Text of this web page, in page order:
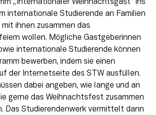
„Internationaler Weihnachtsgast“ ins
internationale Studierende an Familien
ihnen zusammen das
wollen. Mögliche Gastgeberinnen
internationale Studierende können
der Internetseite des STW ausfüllen.
dabei angeben, wie lange und an
gerne das Weihnachtsfest zusammen
Das Studierendenwerk vermittelt dann